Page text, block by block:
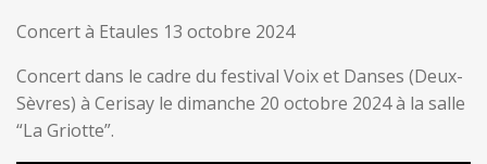
Concert à Etaules 13 octobre 2024
Concert dans le cadre du festival Voix et Danses (Deux-
Sèvres) à Cerisay le dimanche 20 octobre 2024 à la salle
“La Griotte”.